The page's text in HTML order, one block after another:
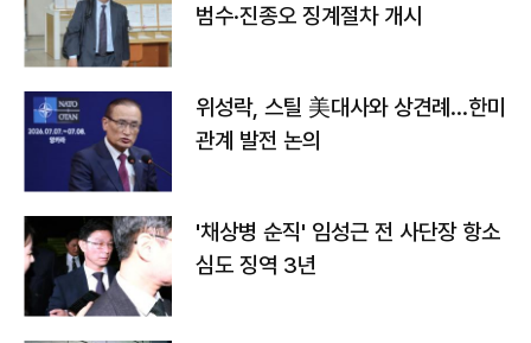
범수·진종오 징계절차 개시
위성락, 스틸 美대사와 상견례…한미
관계 발전 논의
'채상병 순직' 임성근 전 사단장 항소
심도 징역 3년